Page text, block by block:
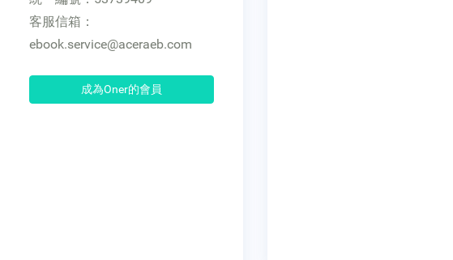
客服信箱：
ebook.service@aceraeb.com
成為Oner的會員